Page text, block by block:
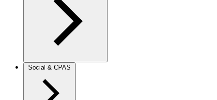
Social & CPAS